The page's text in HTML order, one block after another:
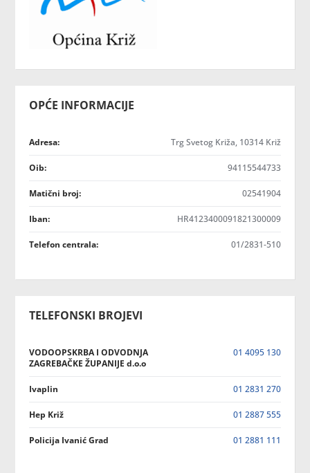
OPĆE INFORMACIJE
Adresa: Trg Svetog Križa, 10314 Križ
Oib: 94115544733
Matični broj: 02541904
Iban: HR4123400091821300009
Telefon centrala: 01/2831-510
TELEFONSKI BROJEVI
VODOOPSKRBA I ODVODNJA
ZAGREBAČKE ŽUPANIJE d.o.o
01 4095 130
Ivaplin 01 2831 270
Hep Križ 01 2887 555
Policija Ivanić Grad 01 2881 111